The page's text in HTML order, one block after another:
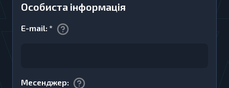
Особиста інформація
E-mail: *
Месенджер: